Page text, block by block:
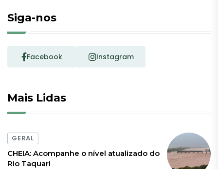
Siga-nos
Facebook Instagram
Mais Lidas
GERAL
CHEIA: Acompanhe o nível atualizado do
Rio Taquari